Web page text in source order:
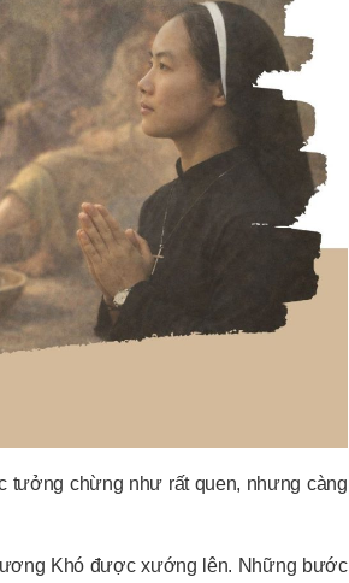
tưởng chừng như rất quen, nhưng càng
Khó được xướng lên. Những bước